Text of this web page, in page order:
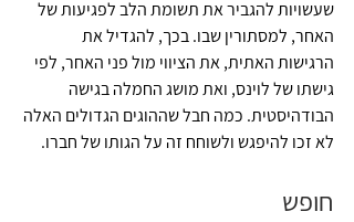
שעשויות להגביר את תשומת הלב לפגיעות של
האחר, למסתורין שבו. בכך, להגדיל את
הרגישות האתית, את הציווי מול פני האחר, לפי
גישתו של לוינס, ואת מושג החמלה בגישה
הבודהיסטית. כמה חבל שההוגים הגדולים האלה
לא זכו להיפגש ולשוחח זה על הגותו של חברו.
חופש